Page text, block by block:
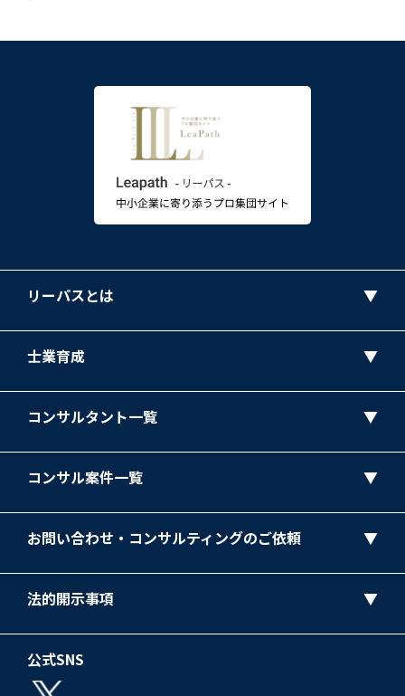
リーパスとは
士業育成
コンサルタント一覧
コンサル案件一覧
お問い合わせ・コンサルティングのご依頼
法的開示事項
公式SNS